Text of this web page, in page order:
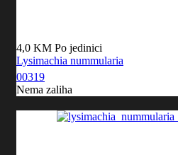
4,0 KM Po jedinici
Lysimachia nummularia
00319
Nema zaliha